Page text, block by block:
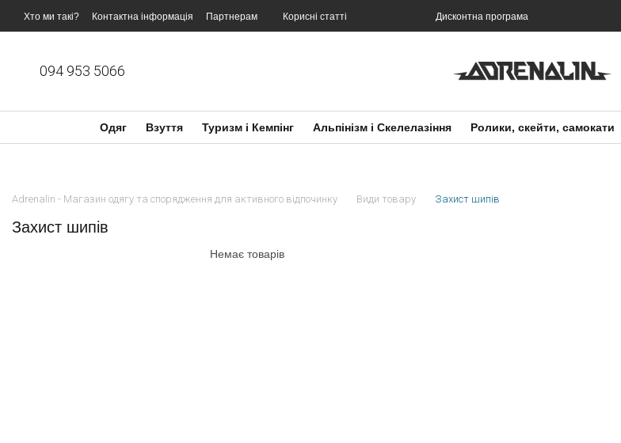
Перейти до основного контенту
Хто ми такі? Контактна інформація Партнерам Корисні статті Дисконтна програма
094 953 5066
Одяг Взуття Туризм і Кемпінг Альпінізм і Скелелазіння Ролики, скейти, самокати
Adrenalin - Магазин одягу та спорядження для активного відпочинку Види товару Захист шипів
Захист шипів
Немає товарів